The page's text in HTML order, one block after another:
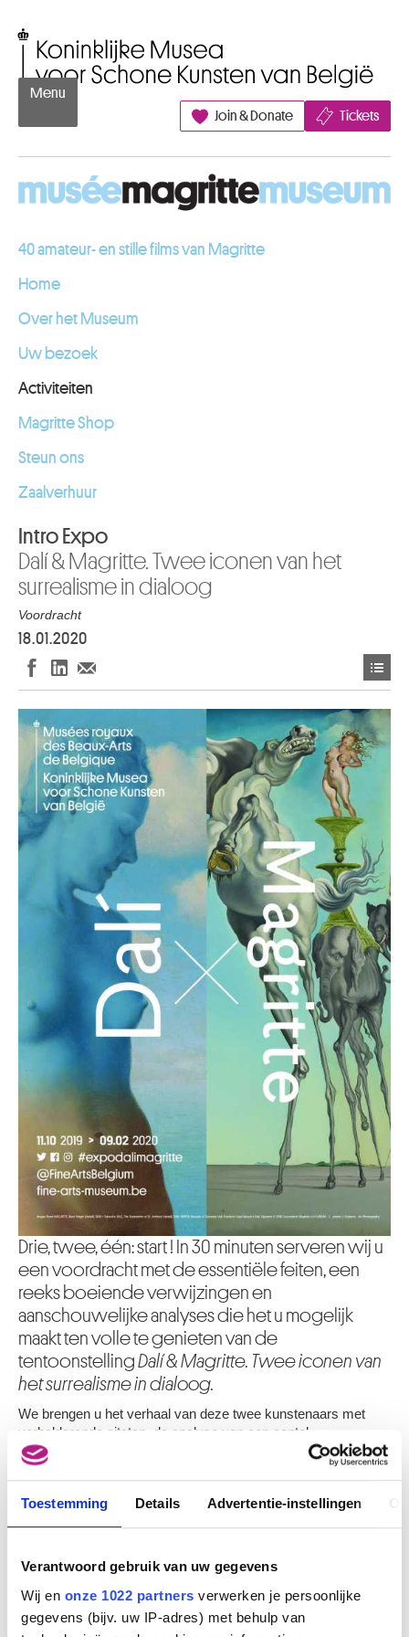
Toestemming Details Advertentie-instellingen
Verantwoord gebruik van uw gegevens
Wij en onze 1022 partners verwerken je persoonlijke
gegevens (bijv. uw IP-adres) met behulp van
Menu
Join & Donate
Tickets
40 amateur- en stille films van Magritte
Home
Over het Museum
Uw bezoek
Activiteiten
Magritte Shop
Steun ons
Zaalverhuur
Intro Expo
Dalí & Magritte. Twee iconen van het
surrealisme in dialoog
Voordracht
18.01.2020
Drie, twee, één: start ! In 30 minuten serveren wij u
een voordracht met de essentiële feiten, een
reeks boeiende verwijzingen en
aanschouwelijke analyses die het u mogelijk
maakt ten volle te genieten van de
tentoonstellingDalí & Magritte. Twee iconen van
het surrealisme in dialoog.
We brengen u het verhaal van deze twee kunstenaars met
verhelderende citaten, de analyse van een aantal
sleutelwerken, gelardeerd met voldoende pittige anekdotes.
Gewapend met deze inzichten kan u nadien op eigen ritme de
Een zaterdag per maand, om 15u.
oktober, 9 november en 7 december 2019 & 18 januari en 8
TICKETS